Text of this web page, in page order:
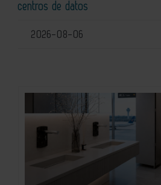
centros de datos
2026-08-06